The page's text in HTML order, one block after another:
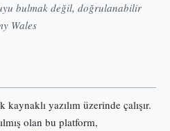
bulmak değil, doğrulanabilir
Wales
kaynaklı yazılım üzerinde çalışır.
olan bu platform,